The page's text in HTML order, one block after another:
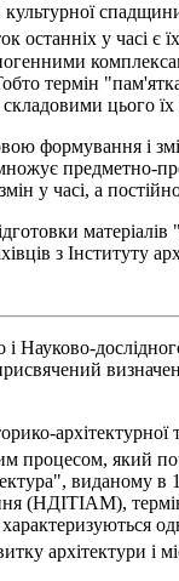
останніх у часі
термін
цього їх
формування і
предметно-
у часі, а
з Інституту
Науково-
процесом, який
виданому в
(НДІТІАМ),
архітектури і